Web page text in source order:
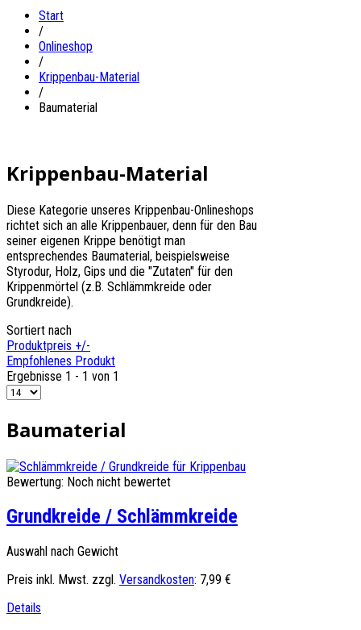
Start
/
Onlineshop
/
Krippenbau-Material
/
Baumaterial
Krippenbau-Material
Diese Kategorie unseres Krippenbau-Onlineshops
richtet sich an alle Krippenbauer, denn für den Bau
seiner eigenen Krippe benötigt man
entsprechendes Baumaterial, beispielsweise
Styrodur, Holz, Gips und die "Zutaten" für den
Krippenmörtel (z.B. Schlämmkreide oder
Grundkreide).
Sortiert nach
Produktpreis +/-
Empfohlenes Produkt
Ergebnisse 1 - 1 von 1
Baumaterial
Bewertung: Noch nicht bewertet
Grundkreide / Schlämmkreide
Auswahl nach Gewicht
Preis inkl. Mwst. zzgl. Versandkosten: 7,99 €
Details